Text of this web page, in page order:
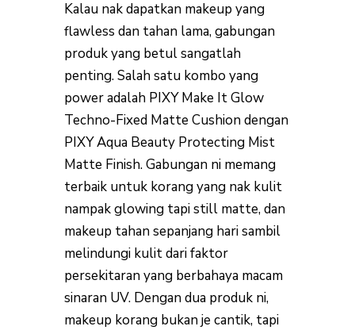
Kalau nak dapatkan makeup yang
flawless dan tahan lama, gabungan
produk yang betul sangatlah
penting. Salah satu kombo yang
power adalah PIXY Make It Glow
Techno-Fixed Matte Cushion dengan
PIXY Aqua Beauty Protecting Mist
Matte Finish. Gabungan ni memang
terbaik untuk korang yang nak kulit
nampak glowing tapi still matte, dan
makeup tahan sepanjang hari sambil
melindungi kulit dari faktor
persekitaran yang berbahaya macam
sinaran UV. Dengan dua produk ni,
makeup korang bukan je cantik, tapi